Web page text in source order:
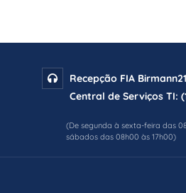
Recepção FIA
Central de Serviços TI:
(De segunda à sexta-feira das
sábados das 08h00 às 17h00)